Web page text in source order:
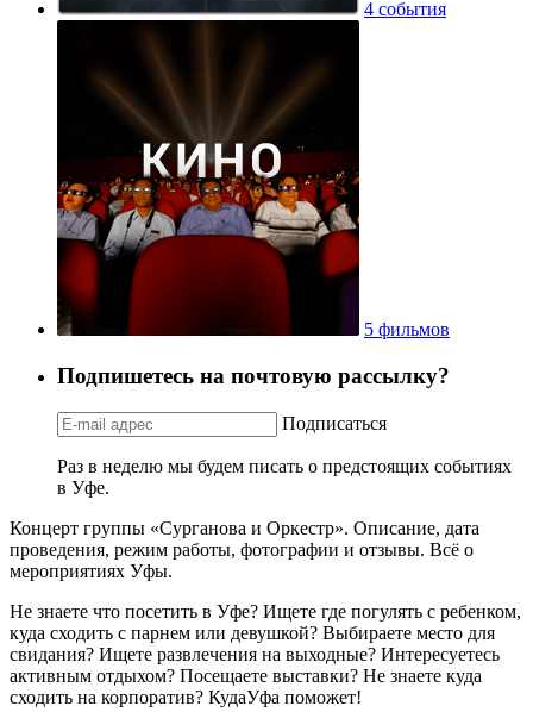
4 события
5 фильмов
Подпишетесь на почтовую рассылку?
Подписаться
Раз в неделю мы будем писать о предстоящих событиях
в Уфе.
Концерт группы «Сурганова и Оркестр». Описание, дата
проведения, режим работы, фотографии и отзывы. Всё о
мероприятиях Уфы.
Не знаете что посетить в Уфе? Ищете где погулять с ребенком,
куда сходить с парнем или девушкой? Выбираете место для
свидания? Ищете развлечения на выходные? Интересуетесь
активным отдыхом? Посещаете выставки? Не знаете куда
сходить на корпоратив? КудаУфа поможет!